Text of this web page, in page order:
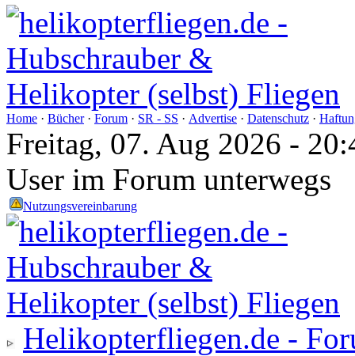
Home · Bücher· Forum · SR - SS · Advertise · Datenschutz ·
Freitag, 07. Aug 2026 -
User im Forum unterwegs
Nutzungsvereinbarung
Helikopterfliegen.de -